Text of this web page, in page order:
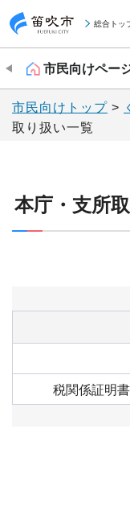
笛吹市
総合トッ
市民向けペー
市民向けトップ >
取り扱い一覧
本庁・支所
税関係証明